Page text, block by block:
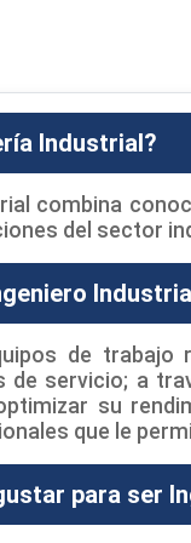
Industrial?
combina
del sector
de trabajo
de servicio; a
su
que le
para ser